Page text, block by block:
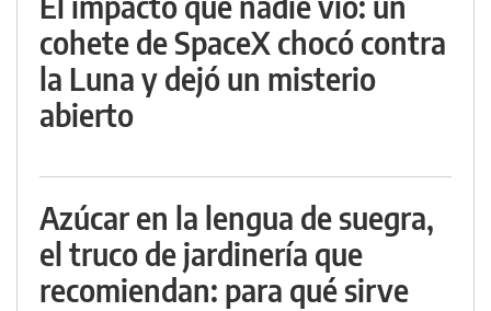
cohete de SpaceX chocó contra
la Luna y dejó un misterio
abierto
Azúcar en la lengua de suegra,
el truco de jardinería que
recomiendan: para qué sirve